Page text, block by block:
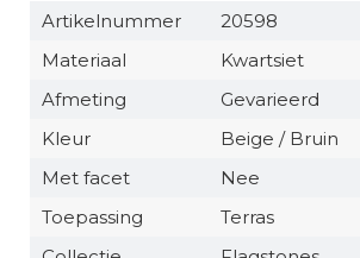
Artikelnummer
20598
Materiaal
Kwartsiet
Afmeting
Gevarieerd
Kleur
Beige / Bruin
Met facet
Nee
Toepassing
Terras